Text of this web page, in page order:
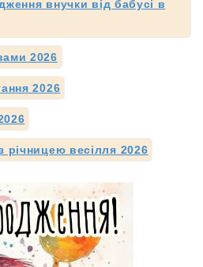
внучки від бабусі в
2026
2026
річницею весілля 2026